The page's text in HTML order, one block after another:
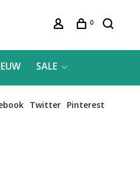
0
SALE
Twitter Pinterest